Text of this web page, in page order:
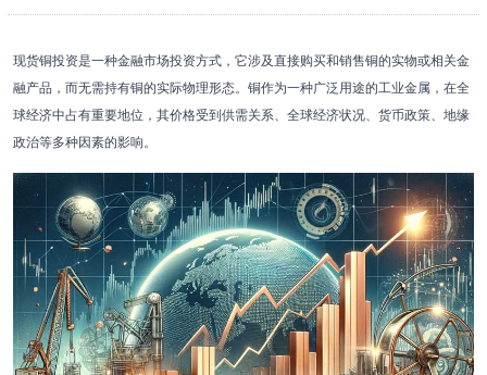
现货铜投资是一种金融市场投资方式，它涉及直接购买和销售铜的实物或相关金
融产品，而无需持有铜的实际物理形态。铜作为一种广泛用途的工业金属，在全
球经济中占有重要地位，其价格受到供需关系、全球经济状况、货币政策、地缘
政治等多种因素的影响。